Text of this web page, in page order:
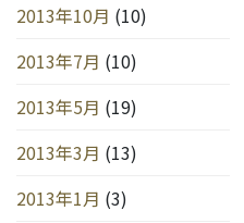
2013年10月 (10)
2013年7月 (10)
2013年5月 (19)
2013年3月 (13)
2013年1月 (3)